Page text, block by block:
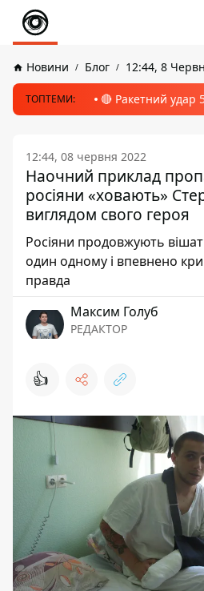
Новини Блог 12:44, 8
ТОПТЕМИ: 🔴 Ракетний удар
12:44, 08 червня 2022
Наочний приклад
росіяни «ховають»
виглядом свого героя
Росіяни продовжують
один одному і впевнено
правда
Максим Голуб
РЕДАКТОР
👍